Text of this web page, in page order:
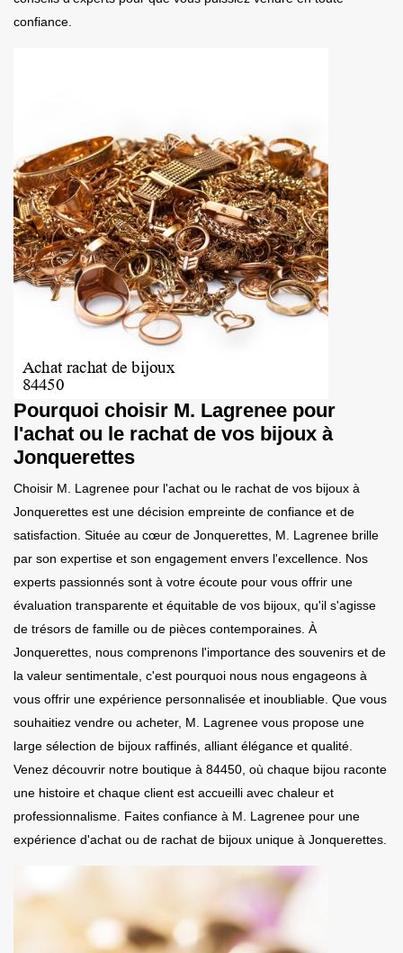
confiance.
Pourquoi choisir M. Lagrenee pour
l'achat ou le rachat de vos bijoux à
Jonquerettes
Choisir M. Lagrenee pour l'achat ou le rachat de vos bijoux à
Jonquerettes est une décision empreinte de confiance et de
satisfaction. Située au cœur de Jonquerettes, M. Lagrenee brille
par son expertise et son engagement envers l'excellence. Nos
experts passionnés sont à votre écoute pour vous offrir une
évaluation transparente et équitable de vos bijoux, qu'il s'agisse
de trésors de famille ou de pièces contemporaines. À
Jonquerettes, nous comprenons l'importance des souvenirs et de
la valeur sentimentale, c'est pourquoi nous nous engageons à
vous offrir une expérience personnalisée et inoubliable. Que vous
souhaitiez vendre ou acheter, M. Lagrenee vous propose une
large sélection de bijoux raffinés, alliant élégance et qualité.
Venez découvrir notre boutique à 84450, où chaque bijou raconte
une histoire et chaque client est accueilli avec chaleur et
professionnalisme. Faites confiance à M. Lagrenee pour une
expérience d'achat ou de rachat de bijoux unique à Jonquerettes.